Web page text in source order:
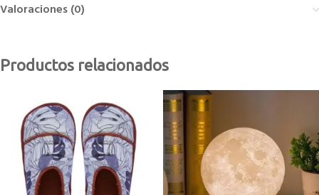
Valoraciones (0)
Productos relacionados